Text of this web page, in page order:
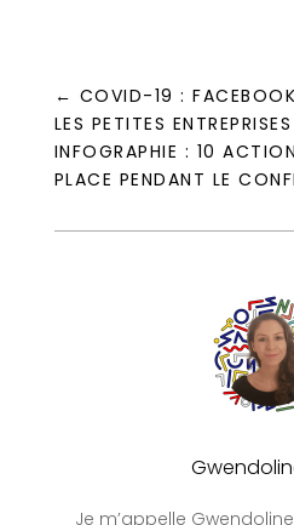
← COVID-19 :
LES PETITES ENTREPRISES
INFOGRAPHIE : 10
PLACE PENDANT LE
Je m’appelle